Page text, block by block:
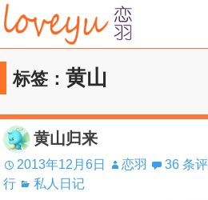
跳
过
内
容标签： 黄山
黄山归来
2013年12月6日 恋羽 36 条
行
私人日记